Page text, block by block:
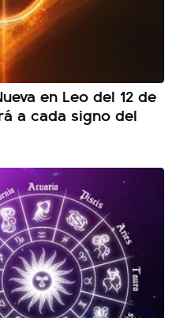
en Leo del 12 de
a cada signo del